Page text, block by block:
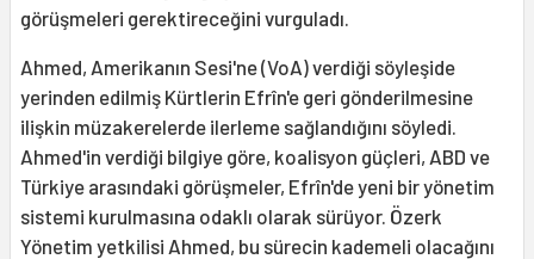
görüşmeleri gerektireceğini vurguladı.
Ahmed, Amerikanın Sesi'ne (VoA) verdiği söyleşide
yerinden edilmiş Kürtlerin Efrîn'e geri gönderilmesine
ilişkin müzakerelerde ilerleme sağlandığını söyledi.
Ahmed'in verdiği bilgiye göre, koalisyon güçleri, ABD ve
Türkiye arasındaki görüşmeler, Efrîn'de yeni bir yönetim
sistemi kurulmasına odaklı olarak sürüyor. Özerk
Yönetim yetkilisi Ahmed, bu sürecin kademeli olacağını